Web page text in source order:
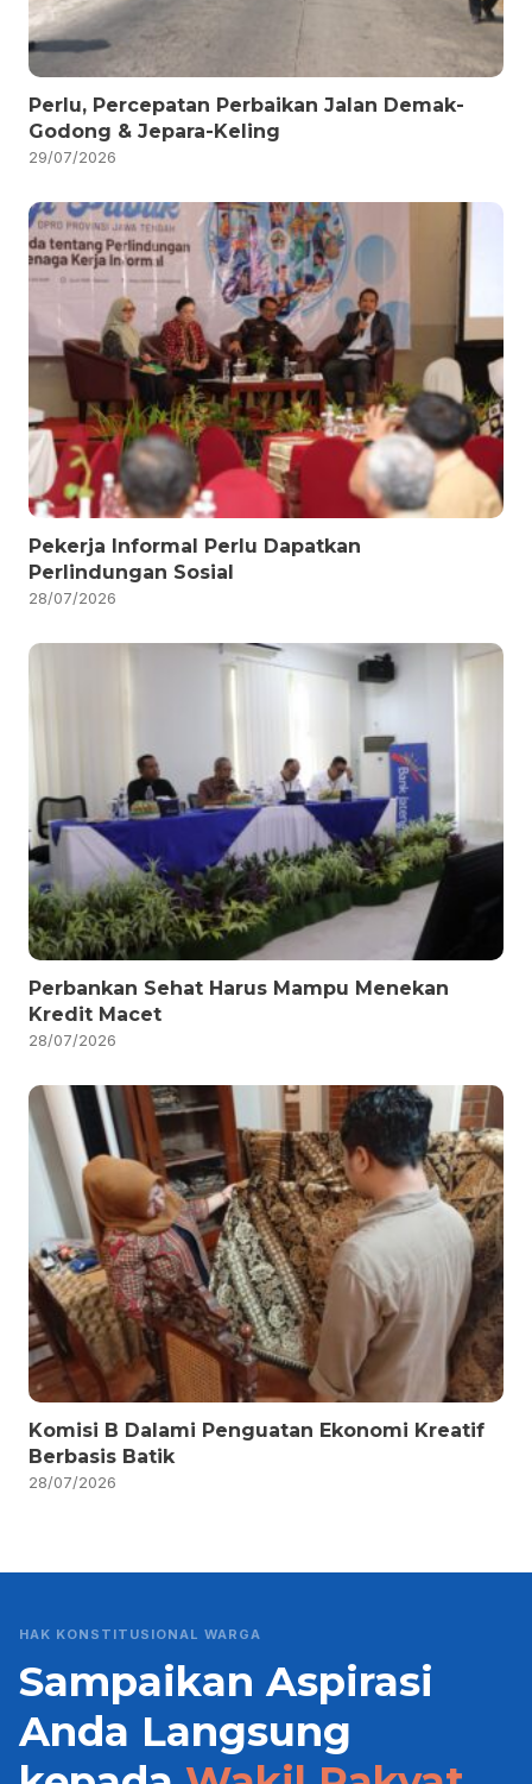
Perlu, Percepatan Perbaikan Jalan Demak-
Godong & Jepara-Keling
29/07/2026
Pekerja Informal Perlu Dapatkan
Perlindungan Sosial
28/07/2026
Perbankan Sehat Harus Mampu Menekan
Kredit Macet
28/07/2026
Komisi B Dalami Penguatan Ekonomi Kreatif
Berbasis Batik
28/07/2026
HAK KONSTITUSIONAL WARGA
Sampaikan Aspirasi
Anda Langsung